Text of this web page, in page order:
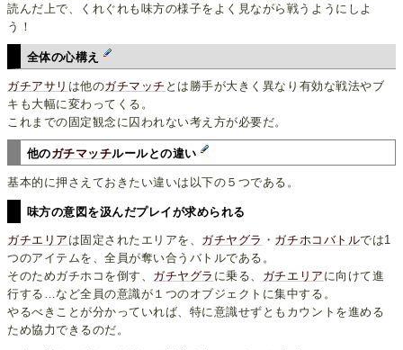
読んだ上で、くれぐれも味方の様子をよく見ながら戦うようにしよ
う！
全体の心構え
ガチアサリ は他のガチマッチ とは勝手が大きく異なり有効な戦法やブ
キも大幅に変わってくる。
これまでの固定観念に囚われない考え方が必要だ。
他のガチマッチルールとの違い
基本的に押さえておきたい違いは以下の５つである。
味方の意図を汲んだプレイが求められる
ガチエリア は固定されたエリアを、 ガチヤグラ ・ ガチホコバトルでは1
つのアイテムを、全員が奪い合うバトルである。
そのためガチホコを倒す、 ガチヤグラ に乗る、 ガチエリア に向けて進
行する…など全員の意識が１つのオブジェクトに集中する。
やるべきことが分かっていれば、特に意識せずともカウントを進める
ため協力できるのだ。